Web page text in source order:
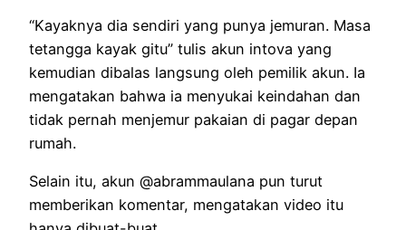
“Kayaknya dia sendiri yang punya jemuran. Masa
tetangga kayak gitu” tulis akun intova yang
kemudian dibalas langsung oleh pemilik akun. Ia
mengatakan bahwa ia menyukai keindahan dan
tidak pernah menjemur pakaian di pagar depan
rumah.
Selain itu, akun @abrammaulana pun turut
memberikan komentar, mengatakan video itu